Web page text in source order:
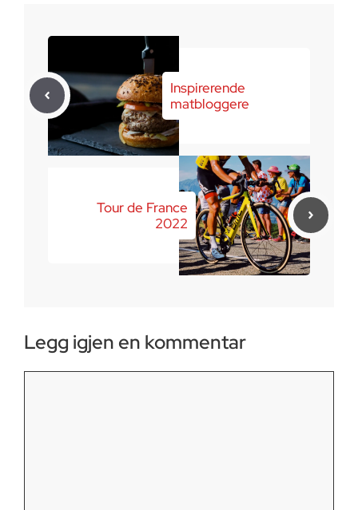
Inspirerende
matbloggere
Tour de France
2022
Legg igjen en kommentar